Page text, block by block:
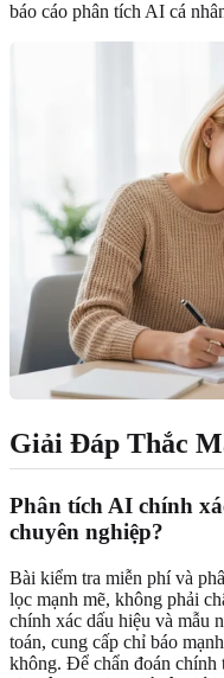
báo cáo phân tích AI cá
Giải Đáp Thắc
Phân tích AI chính
chuyên nghiệp?
Bài kiểm tra miễn phí và
lọc mạnh mẽ, không phải
chính xác dấu hiệu và mẫu
toán, cung cấp chỉ báo
không. Để chẩn đoán chính